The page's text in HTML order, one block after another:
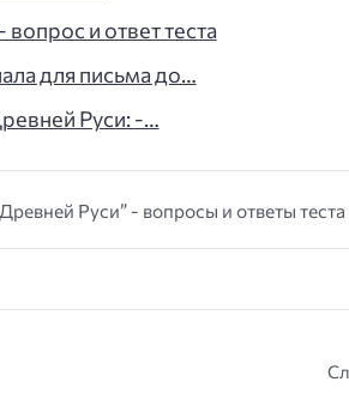
и ответ теста
для письма до…
Руси: -…
Руси” - вопросы и ответы теста